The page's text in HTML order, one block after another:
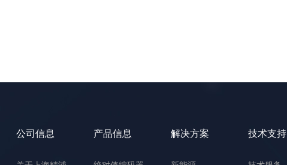
公司信息 产品信息 解决方案 技术支持